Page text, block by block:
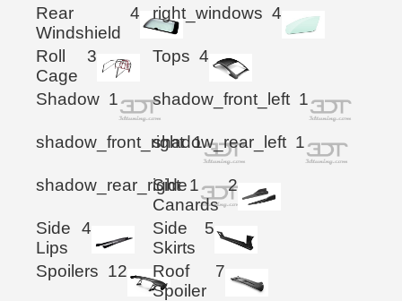
Rear
Windshield
4 right_windows 4
Roll
Cage
3 Tops 4
Shadow 1 shadow_front_left 1
shadow_front_right 1
shadow_rear_left 1
shadow_rear_right 1
Side
Canards
2
Side
Lips
4
Side
Skirts
5
Spoilers 12
Roof
Spoiler
7